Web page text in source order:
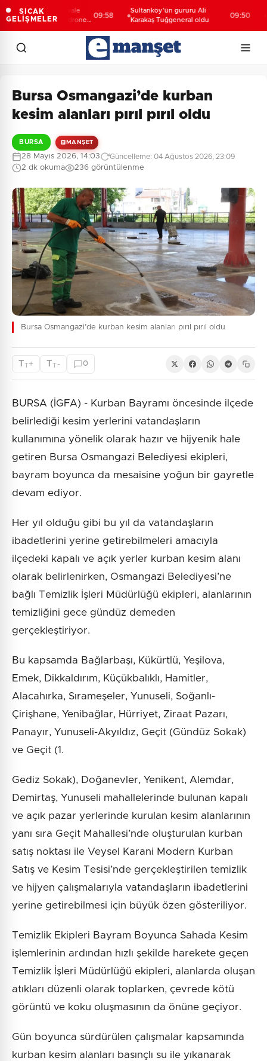
SICAK
GELİŞMELER
Bina'da festivale
mapping ve drone
09:58
Sultanköy’ün gururu Ali
Karakaş Tuğgeneral oldu
09:50
Bursa Osmangazi’de kurban
kesim alanları pırıl pırıl oldu
BURSA MANŞET
28 Mayıs 2026, 14:03 Güncelleme: 04 Ağustos 2026, 23:09
2 dk okuma 236 görüntülenme
Bursa Osmangazi’de kurban kesim alanları pırıl pırıl oldu
TT+ TT - 0
BURSA (İGFA) - Kurban Bayramı öncesinde ilçede
belirlediği kesim yerlerini vatandaşların
kullanımına yönelik olarak hazır ve hijyenik hale
getiren Bursa Osmangazi Belediyesi ekipleri,
bayram boyunca da mesaisine yoğun bir gayretle
devam ediyor.
Her yıl olduğu gibi bu yıl da vatandaşların
ibadetlerini yerine getirebilmeleri amacıyla
ilçedeki kapalı ve açık yerler kurban kesim alanı
olarak belirlenirken, Osmangazi Belediyesi’ne
bağlı Temizlik İşleri Müdürlüğü ekipleri, alanlarının
temizliğini gece gündüz demeden
gerçekleştiriyor.
Bu kapsamda Bağlarbaşı, Kükürtlü, Yeşilova,
Emek, Dikkaldırım, Küçükbalıklı, Hamitler,
Alacahırka, Sırameşeler, Yunuseli, Soğanlı-
Çirişhane, Yenibağlar, Hürriyet, Ziraat Pazarı,
Panayır, Yunuseli-Akyıldız, Geçit (Gündüz Sokak)
ve Geçit (1.
Gediz Sokak), Doğanevler, Yenikent, Alemdar,
Demirtaş, Yunuseli mahallelerinde bulunan kapalı
ve açık pazar yerlerinde kurulan kesim alanlarının
yanı sıra Geçit Mahallesi’nde oluşturulan kurban
satış noktası ile Veysel Karani Modern Kurban
Satış ve Kesim Tesisi’nde gerçekleştirilen temizlik
ve hijyen çalışmalarıyla vatandaşların ibadetlerini
yerine getirebilmesi için büyük özen gösteriliyor.
Temizlik Ekipleri Bayram Boyunca Sahada Kesim
işlemlerinin ardından hızlı şekilde harekete geçen
Temizlik İşleri Müdürlüğü ekipleri, alanlarda oluşan
atıkları düzenli olarak toplarken, çevrede kötü
görüntü ve koku oluşmasının da önüne geçiyor.
Gün boyunca sürdürülen çalışmalar kapsamında
kurban kesim alanları basınçlı su ile yıkanarak